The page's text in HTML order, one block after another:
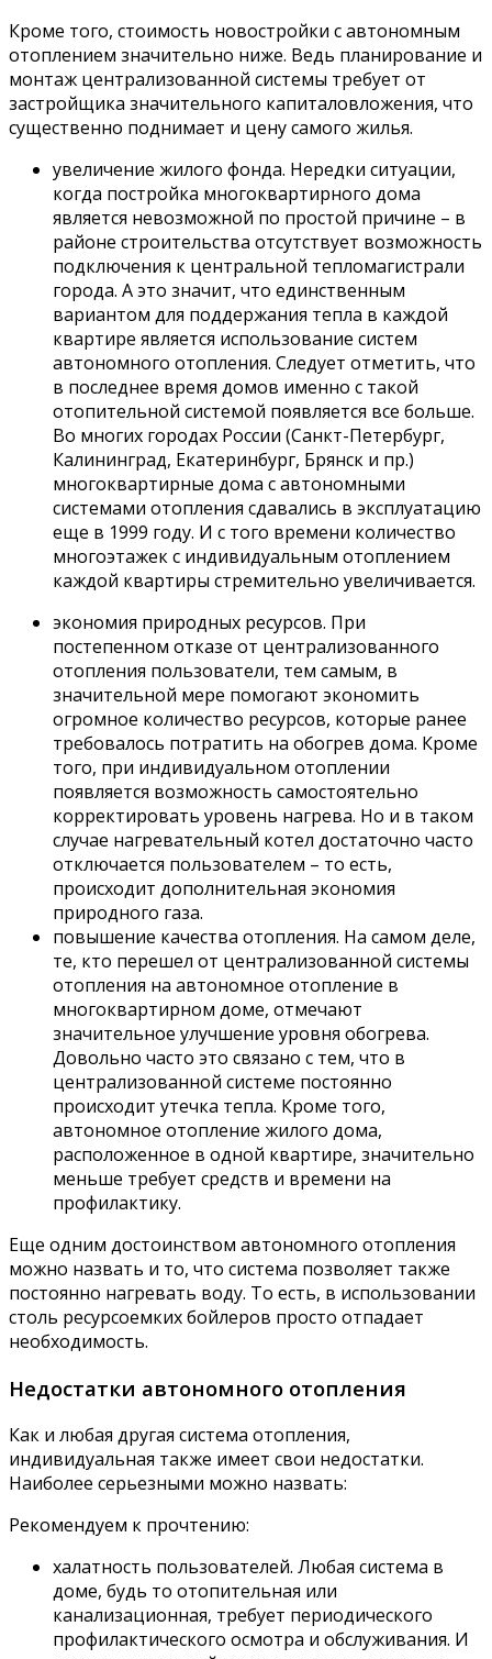
Кроме того, стоимость новостройки с автономным
отоплением значительно ниже. Ведь планирование и
монтаж централизованной системы требует от
застройщика значительного капиталовложения, что
существенно поднимает и цену самого жилья.
увеличение жилого фонда. Нередки ситуации,
когда постройка многоквартирного дома
является невозможной по простой причине – в
районе строительства отсутствует возможность
подключения к центральной тепломагистрали
города. А это значит, что единственным
вариантом для поддержания тепла в каждой
квартире является использование систем
автономного отопления. Следует отметить, что
в последнее время домов именно с такой
отопительной системой появляется все больше.
Во многих городах России (Санкт-Петербург,
Калининград, Екатеринбург, Брянск и пр.)
многоквартирные дома с автономными
системами отопления сдавались в эксплуатацию
еще в 1999 году. И с того времени количество
многоэтажек с индивидуальным отоплением
каждой квартиры стремительно увеличивается.
экономия природных ресурсов. При
постепенном отказе от централизованного
отопления пользователи, тем самым, в
значительной мере помогают экономить
огромное количество ресурсов, которые ранее
требовалось потратить на обогрев дома. Кроме
того, при индивидуальном отоплении
появляется возможность самостоятельно
корректировать уровень нагрева. Но и в таком
случае нагревательный котел достаточно часто
отключается пользователем – то есть,
происходит дополнительная экономия
природного газа.
повышение качества отопления. На самом деле,
те, кто перешел от централизованной системы
отопления на автономное отопление в
многоквартирном доме, отмечают
значительное улучшение уровня обогрева.
Довольно часто это связано с тем, что в
централизованной системе постоянно
происходит утечка тепла. Кроме того,
автономное отопление жилого дома,
расположенное в одной квартире, значительно
меньше требует средств и времени на
профилактику.
Еще одним достоинством автономного отопления
можно назвать и то, что система позволяет также
постоянно нагревать воду. То есть, в использовании
столь ресурсоемких бойлеров просто отпадает
необходимость.
Недостатки автономного отопления
Как и любая другая система отопления,
индивидуальная также имеет свои недостатки.
Наиболее серьезными можно назвать:
Рекомендуем к прочтению:
халатность пользователей. Любая система в
доме, будь то отопительная или
канализационная, требует периодического
профилактического осмотра и обслуживания. И